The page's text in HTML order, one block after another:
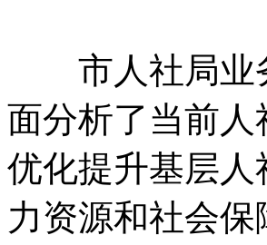
市人社局业务
面分析了当前
优化提升基层
力资源和社会